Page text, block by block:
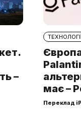
–
ТЕХНОЛОГІЇ
має –
Переклад